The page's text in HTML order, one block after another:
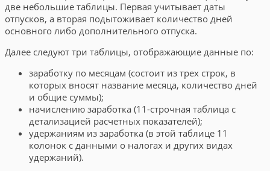
две небольшие таблицы. Первая учитывает даты
отпусков, а вторая подытоживает количество дней
основного либо дополнительного отпуска.
Далее следуют три таблицы, отображающие данные по:
заработку по месяцам (состоит из трех строк, в
которых вносят название месяца, количество дней
и общие суммы);
начислению заработка (11-строчная таблица с
детализацией расчетных показателей);
удержаниям из заработка (в этой таблице 11
колонок с данными о налогах и других видах
удержаний).